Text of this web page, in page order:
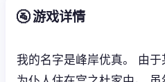
🚰 游戏详情
我的名字是峰岸优真。 由